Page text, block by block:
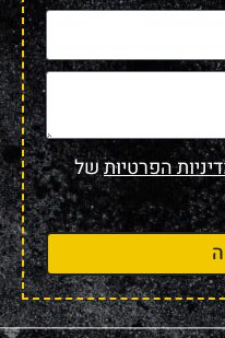
הפרטיותשל